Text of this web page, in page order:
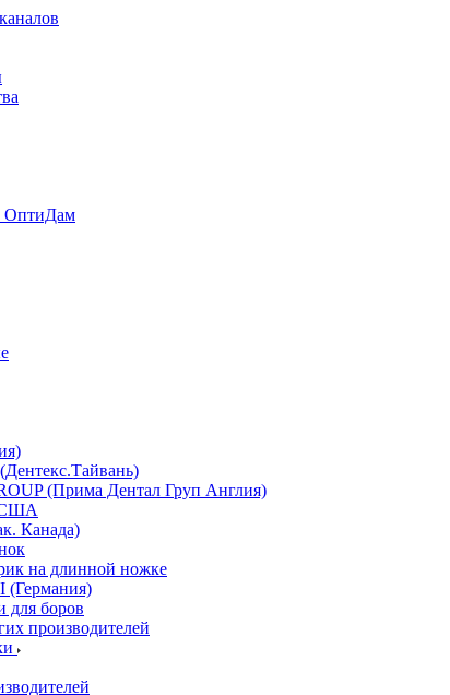
ОптиДам
(Прима Дентал Груп Англия)
США
Канада)
на длинной ножке
(Германия)
боров
производителей